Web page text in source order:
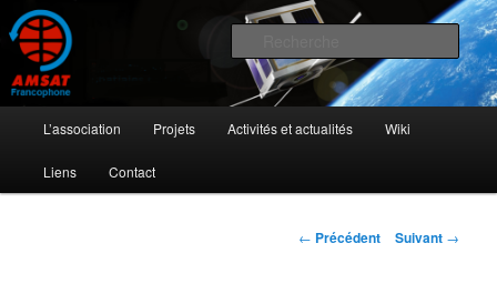
Aller
au
contenu
principalAMSAT Francophone
L'activité radioamateur par satellite
principal
L’association Projets Activités et actualités Wiki
Liens Contact
Navigation
← Précédent Suivant →